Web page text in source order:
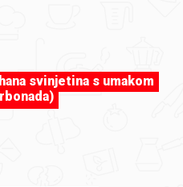
svinjetina s umakom